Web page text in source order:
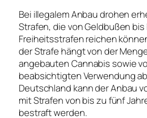
Bei illegalem Anbau drohen
Strafen, die von Geldbußen bis
Freiheitsstrafen reichen
der Strafe hängt von der
angebauten Cannabis sowie
beabsichtigten Verwendung
Deutschland kann der Anbau
mit Strafen von bis zu fünf
bestraft werden.